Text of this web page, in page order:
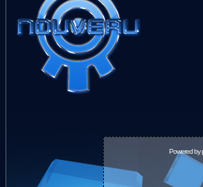
Powered by